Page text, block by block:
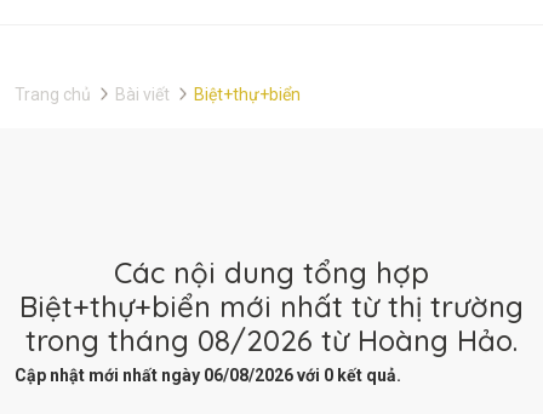
Trang chủ Bài viết Biệt+thự+biển
Các nội dung tổng hợp
Biệt+thự+biển mới nhất từ thị trường
trong tháng 08/2026 từ Hoàng Hảo.
Cập nhật mới nhất ngày 06/08/2026 với 0 kết quả.